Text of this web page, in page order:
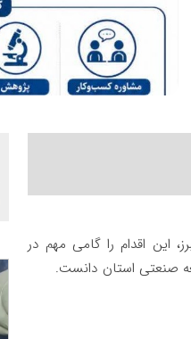
این اقدام را گامی مهم در
صنعتی استان دانست.